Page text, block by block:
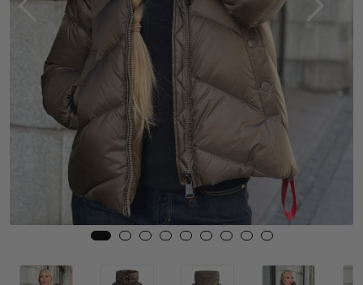
Jakker
Tilbehør